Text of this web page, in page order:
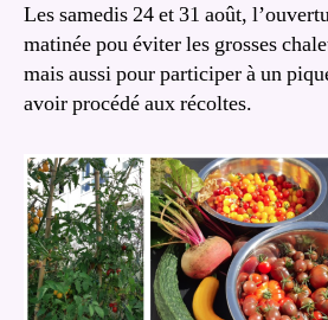
Les samedis 24 et 31 août,
matinée pou éviter les grosses
mais aussi pour participer à un
avoir procédé aux récoltes.